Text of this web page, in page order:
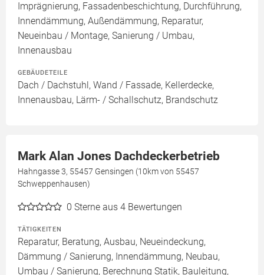
Imprägnierung, Fassadenbeschichtung, Durchführung,
Innendämmung, Außendämmung, Reparatur,
Neueinbau / Montage, Sanierung / Umbau,
Innenausbau
GEBÄUDETEILE
Dach / Dachstuhl, Wand / Fassade, Kellerdecke,
Innenausbau, Lärm- / Schallschutz, Brandschutz
Mark Alan Jones Dachdeckerbetrieb
Hahngasse 3, 55457 Gensingen (10km von 55457
Schweppenhausen)
0 Sterne aus 4 Bewertungen
TÄTIGKEITEN
Reparatur, Beratung, Ausbau, Neueindeckung,
Dämmung / Sanierung, Innendämmung, Neubau,
Umbau / Sanierung, Berechnung Statik, Bauleitung,